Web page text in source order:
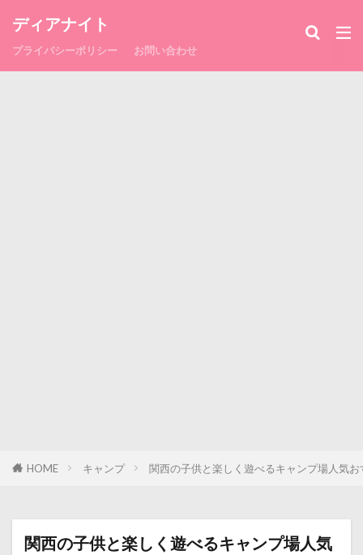
ディアナイト
プライバシーポリシー お問い合わせ
HOME キャンプ 関西の子供と楽しく遊べるキャンプ場人気
関西の子供と楽しく遊べるキャンプ場人気